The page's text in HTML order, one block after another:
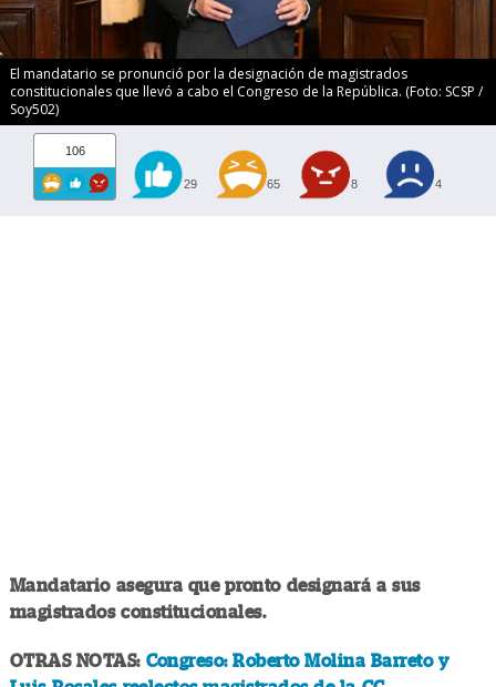
El mandatario se pronunció por la designación de magistrados
constitucionales que llevó a cabo el Congreso de la República. (Foto: SCSP /
Soy502)
106
29 65 8 4
Mandatario asegura que pronto designará a sus
magistrados constitucionales.
OTRAS NOTAS: Congreso: Roberto Molina Barreto y